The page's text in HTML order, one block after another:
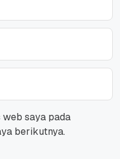
web saya pada
berikutnya.